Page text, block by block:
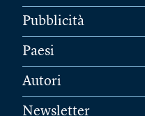
Pubblicità
Paesi
Autori
Newsletter